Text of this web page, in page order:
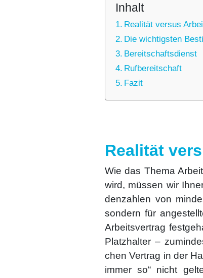
Inhalt
Rea­li­tät ver­sus
Die wich­tigs­ten
Bereit­schafts­dienst
Ruf­be­reit­schaft
Fazit
Realität
Wie das The­ma
wird, müs­sen wir
den­zah­len von
son­dern für
Arbeits­ver­trag
Platz­hal­ter –
chen Ver­trag in der
immer so“ nicht